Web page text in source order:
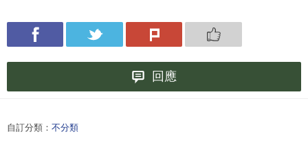
回應
自訂分類： 不分類